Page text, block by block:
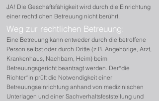
JA! Die Geschäftsfähigkeit wird durch die Einrichtung
einer rechtlichen Betreuung nicht berührt.
Weg zur rechtlichen Betreuung:
Eine Betreuung kann entweder durch die betroffene
Person selbst oder durch Dritte (z.B. Angehörige, Arzt,
Krankenhaus, Nachbarn, Heim) beim
Betreuungsgericht beantragt werden. Der*die
Richter*in prüft die Notwendigkeit einer
Betreuungseinrichtung anhand von medizinischen
Unterlagen und einer Sachverhaltsfeststellung und